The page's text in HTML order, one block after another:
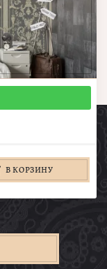
В КОРЗИНУ